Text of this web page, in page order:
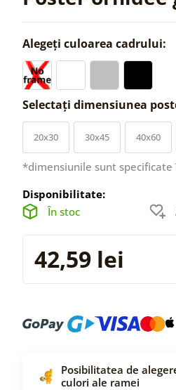
Alegeți culoarea cadrului:
Selectați dimensiunea
20x30 30x45 40x60
*dimensiunile sunt
Disponibilitate:
În stoc
42,59 lei
Posibilitatea de
culori ale ramei